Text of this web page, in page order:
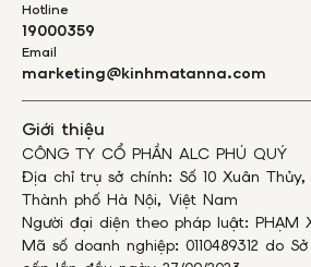
Hotline
19000359
Email
marketing@kinhmatanna.com
Giới thiệu
CÔNG TY CỔ PHẦN ALC PHÚ QUÝ
Địa chỉ trụ sở chính: Số 10 Xuân
Thành phố Hà Nội, Việt Nam
Người đại diện theo pháp luật: PHẠM
Mã số doanh nghiệp: 0110489312 do